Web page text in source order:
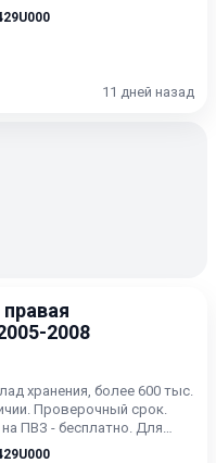
11 дней назад
2008
хранения, более 600 тыс.
Проверочный срок.
ПВЗ - бесплатно. Для